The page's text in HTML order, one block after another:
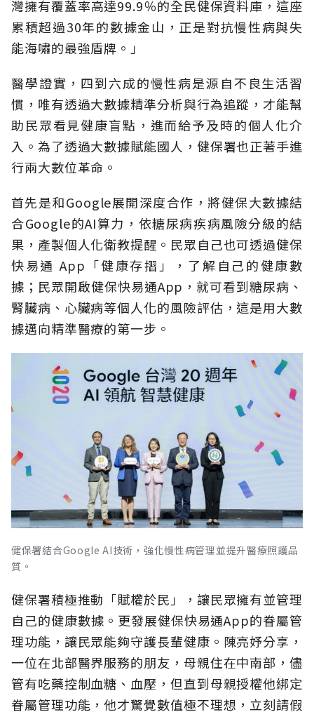
灣擁有覆蓋率高達99.9％的全民健保資料庫，這座
累積超過30年的數據金山，正是對抗慢性病與失
能海嘯的最強盾牌。」
醫學證實，四到六成的慢性病是源自不良生活習
慣，唯有透過大數據精準分析與行為追蹤，才能幫
助民眾看見健康盲點，進而給予及時的個人化介
入。為了透過大數據賦能國人，健保署也正著手進
行兩大數位革命。
首先是和Google展開深度合作，將健保大數據結
合Google的AI算力，依糖尿病疾病風險分級的結
果，產製個人化衛教提醒。民眾自己也可透過健保
快易通 App「健康存摺」，了解自己的健康數
據；民眾開啟健保快易通App，就可看到糖尿病、
腎臟病、心臟病等個人化的風險評估，這是用大數
據邁向精準醫療的第一步。
健保署結合Google AI技術，強化慢性病管理並提升醫療照護品
質。
健保署積極推動「賦權於民」，讓民眾擁有並管理
自己的健康數據。更發展健保快易通App的眷屬管
理功能，讓民眾能夠守護長輩健康。陳亮妤分享，
一位在北部醫界服務的朋友，母親住在中南部，儘
管有吃藥控制血糖、血壓，但直到母親授權他綁定
眷屬管理功能，他才驚覺數值極不理想，立刻請假